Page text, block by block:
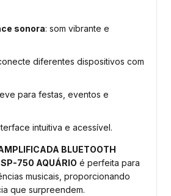
sonora: som vibrante e
diferentes dispositivos com
para festas, eventos e
intuitiva e acessível.
BLUETOOTH
750 AQUÁRIO é perfeita para
musicais, proporcionando
que surpreendem.